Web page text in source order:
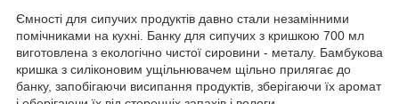
Ємності для сипучих продуктів давно стали незамінними
помічниками на кухні. Банку для сипучих з кришкою 700 мл
виготовлена з екологічно чистої сировини - металу. Бамбукова
кришка з силіконовим ущільнювачем щільно прилягає до
банку, запобігаючи висипання продуктів, зберігаючи їх аромат